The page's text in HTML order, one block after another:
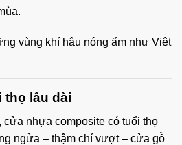
vùng khí hậu nóng ẩm như Việt
thọ lâu dài
nhựa composite có tuổi thọ
ngửa – thậm chí vượt – cửa gỗ